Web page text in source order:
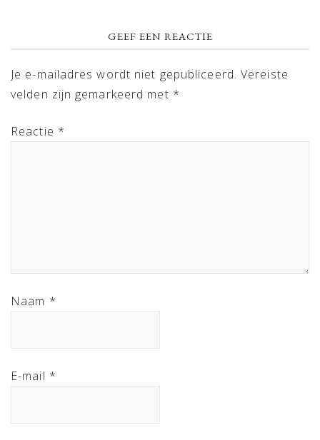
GEEF EEN REACTIE
Je e-mailadres wordt niet gepubliceerd. Vereiste
velden zijn gemarkeerd met *
Reactie *
Naam *
E-mail *